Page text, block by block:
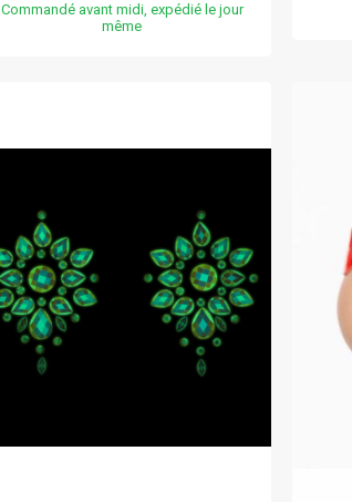
Commandé avant midi, expédié le jour
même